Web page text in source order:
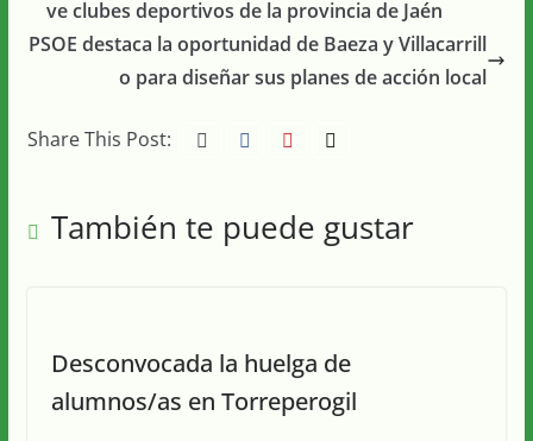
ve clubes deportivos de la provincia de Jaén
PSOE destaca la oportunidad de Baeza y Villacarrill
o para diseñar sus planes de acción local
Share This Post:
También te puede gustar
Desconvocada la huelga de
alumnos/as en Torreperogil